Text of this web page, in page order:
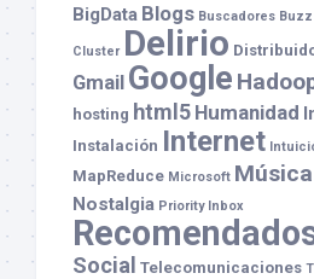
BigData Blogs Buscadores Buzz
Cluster Delirio
Gmail Google
hosting html5 Humanidad
Instalación Internet
MapReduce Microsoft Música
Nostalgia Priority Inbox
Social Telecomunicaciones